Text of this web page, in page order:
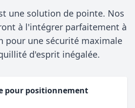
une solution de pointe. Nos
à l'intégrer parfaitement à
pour une sécurité maximale
d'esprit inégalée.
pour positionnement